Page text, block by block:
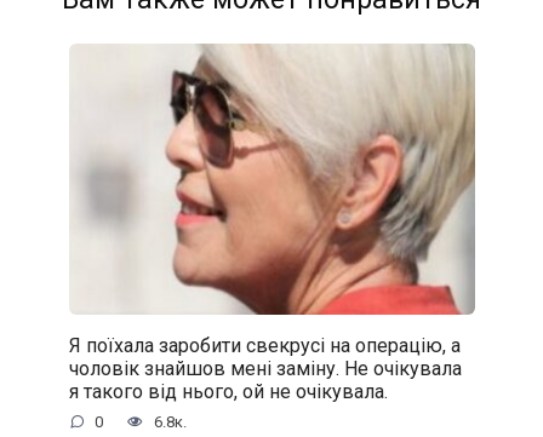
Я поїхала заробити свекрусі на операцію, а
чоловік знайшов мені заміну. Не очікувала
я такого від нього, ой не очікувала.
0 6.8к.